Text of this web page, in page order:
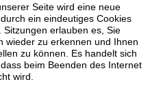
Seite wird eine neue
ein eindeutiges Cookies
erlauben es, Sie
wieder zu erkennen und Ihnen
zu können. Es handelt sich
beim Beenden des Internet
wird.